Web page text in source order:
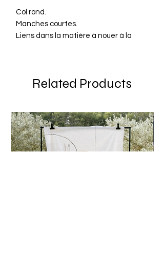
Col rond.
Manches courtes.
Liens dans la matière à nouer à la
Related Products